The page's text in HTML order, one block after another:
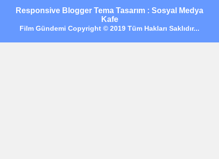
Responsive Blogger Tema Tasarım : Sosyal Medya
Kafe
Film Gündemi Copyright © 2019 Tüm Hakları Saklıdır...